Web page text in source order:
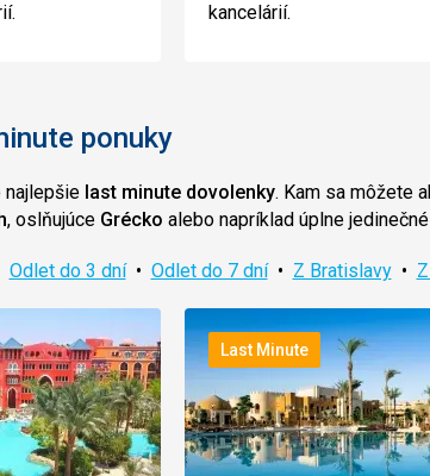
kancelárií.
ponuky
najlepšie last minute dovolenky. Kam sa môžete
, oslňujúce Grécko alebo napríklad úplne jedinečné
Odlet do 3 dní• Odlet do 7 dní• Z Bratislavy•
Last Minute